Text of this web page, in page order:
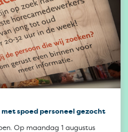
spoed personeel gezocht
Op maandag 1 augustus